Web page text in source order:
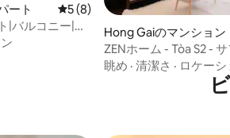
ート レビュー8件、5つ星中5つ星の平
5 (8)
|バルコニー|ビ
Hong Gaiのマンション
ト
ZENホーム - Tòa S2 -
眺め · 清潔さ · ロケーシ